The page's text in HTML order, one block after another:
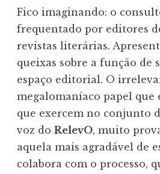
Fico imaginando: o
frequentado por editores
revistas literárias.
queixas sobre a função de
espaço editorial. O
megalomaníaco papel que
que exercem no conjunto
voz do RelevO, muito
aquela mais agradável de
colabora com o processo,